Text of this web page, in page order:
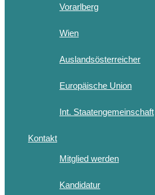
Vorarlberg
Wien
Auslandsösterreicher
Europäische Union
Int. Staatengemeinschaft
Kontakt
Mitglied werden
Kandidatur